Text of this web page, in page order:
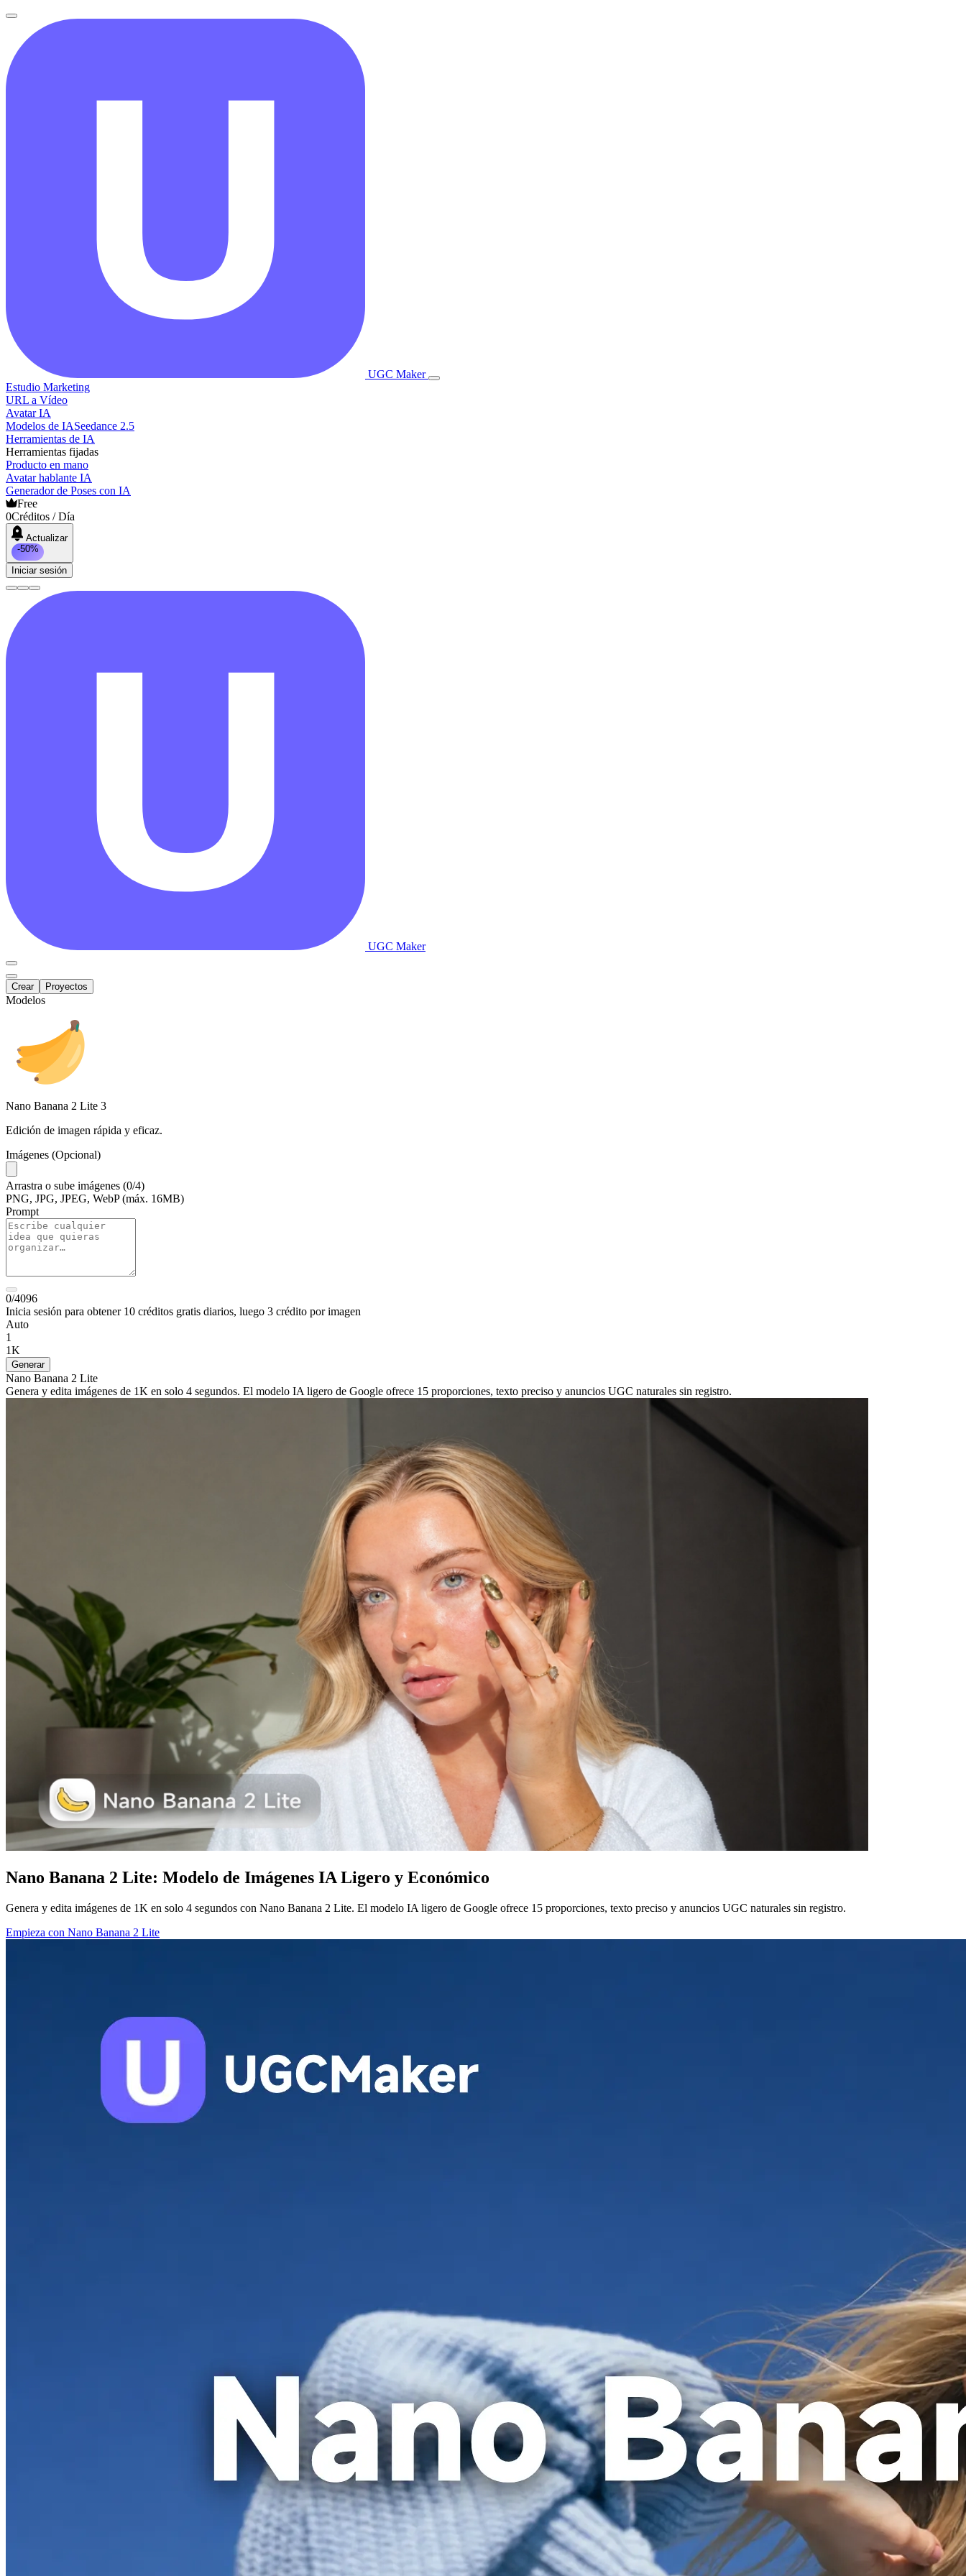
UGC Maker
Estudio Marketing
URL a Vídeo
Avatar IA
Modelos de IASeedance 2.5
Herramientas de IA
Herramientas fijadas
Producto en mano
Avatar hablante IA
Generador de Poses con IA
Free
0Créditos / Día
Actualizar
-50%
Iniciar sesión
UGC Maker
Crear Proyectos
Modelos
Nano Banana 2 Lite 3
Edición de imagen rápida y eficaz.
Imágenes (Opcional)
Arrastra o sube imágenes (0/4)
PNG, JPG, JPEG, WebP (máx. 16MB)
Prompt
0/4096
Inicia sesión para obtener 10 créditos gratis diarios, luego 3 crédito por imagen
Auto
1
1K
Generar
Nano Banana 2 Lite
Genera y edita imágenes de 1K en solo 4 segundos. El modelo IA ligero de Google ofrece 15 proporciones, texto preciso y anuncios UGC naturales sin registro.
Nano Banana 2 Lite: Modelo de Imágenes IA Ligero y Económico
Genera y edita imágenes de 1K en solo 4 segundos con Nano Banana 2 Lite. El modelo IA ligero de Google ofrece 15 proporciones, texto preciso y anuncios UGC naturales sin registro.
Empieza con Nano Banana 2 Lite